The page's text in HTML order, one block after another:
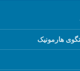
هارمونیک